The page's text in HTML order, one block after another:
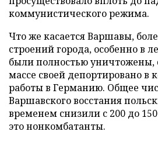
коммунистического режима.
Что же касается Варшавы,
строений города, особенно в
были полностью уничтожены,
массе своей депортировано в
работы в Германию. Общее
Варшавского восстания
временем снизили с 200 до
это нонкомбатанты.